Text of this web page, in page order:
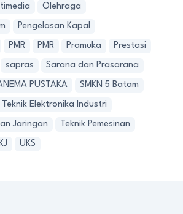
Olehraga
Pengelasan Kapal
PMR PMR Pramuka Prestasi
sapras Sarana dan Prasarana
PUSTAKA SMKN 5 Batam
Teknik Elektronika Industri
Jaringan Teknik Pemesinan
UKS